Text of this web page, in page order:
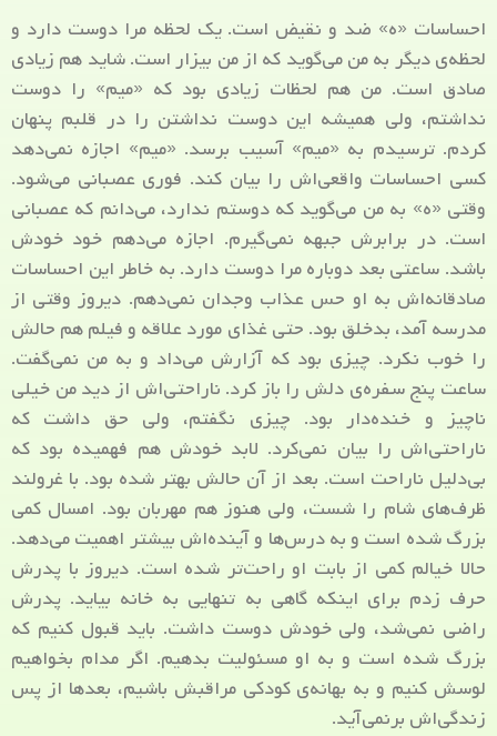
احساسات «ه» ضد و نقیض است. یک لحظه مرا دوست دارد و
لحظه‌ی دیگر به من می‌گوید که از من بیزار است. شاید هم زیادی
صادق است. من هم لحظات زیادی بود که «میم» را دوست
نداشتم، ولی همیشه این دوست نداشتن را در قلبم پنهان
کردم. ترسیدم به «میم» آسیب برسد. «میم» اجازه نمی‌دهد
کسی احساسات واقعی‌اش را بیان کند. فوری عصبانی می‌شود.
وقتی «ه» به من می‌گوید که دوستم ندارد، می‌دانم که عصبانی
است. در برابرش جبهه نمی‌گیرم. اجازه می‌دهم خود خودش
باشد. ساعتی بعد دوباره مرا دوست دارد. به خاطر این احساسات
صادقانه‌اش به او حس عذاب وجدان نمی‌دهم. دیروز وقتی از
مدرسه آمد، بدخلق بود. حتی غذای مورد علاقه و فیلم هم حالش
را خوب نکرد. چیزی بود که آزارش می‌داد و به من نمی‌گفت.
ساعت پنج سفره‌ی دلش را باز کرد. ناراحتی‌اش از دید من خیلی
ناچیز و خنده‌دار بود. چیزی نگفتم، ولی حق داشت که
ناراحتی‌اش را بیان نمی‌کرد. لابد خودش هم فهمیده بود که
بی‌دلیل ناراحت است. بعد از آن حالش بهتر شده بود. با غرولند
ظرف‌های شام را شست، ولی هنوز هم مهربان بود. امسال کمی
بزرگ شده است و به درس‌ها و آینده‌اش بیشتر اهمیت می‌دهد.
حالا خیالم کمی از بابت او راحت‌تر شده است. دیروز با پدرش
حرف زدم برای اینکه گاهی به تنهایی به خانه بیاید. پدرش
راضی نمی‌شد، ولی خودش دوست داشت. باید قبول کنیم که
بزرگ شده است و به او مسئولیت بدهیم. اگر مدام بخواهیم
لوسش کنیم و به بهانه‌ی کودکی مراقبش باشیم، بعدها از پس
زندگی‌اش برنمی‌آید.